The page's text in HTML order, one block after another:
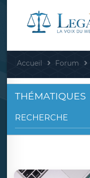
Accueil Forum
THÉMATIQUES